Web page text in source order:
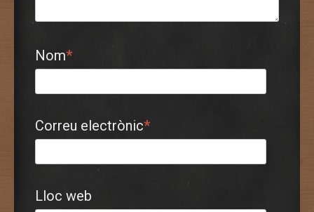
Nom*
Correu electrònic*
Lloc web